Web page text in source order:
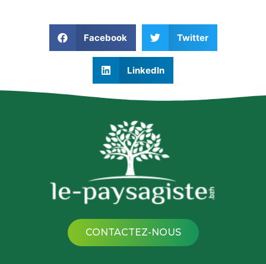
Facebook Twitter
LinkedIn
CONTACTEZ-NOUS